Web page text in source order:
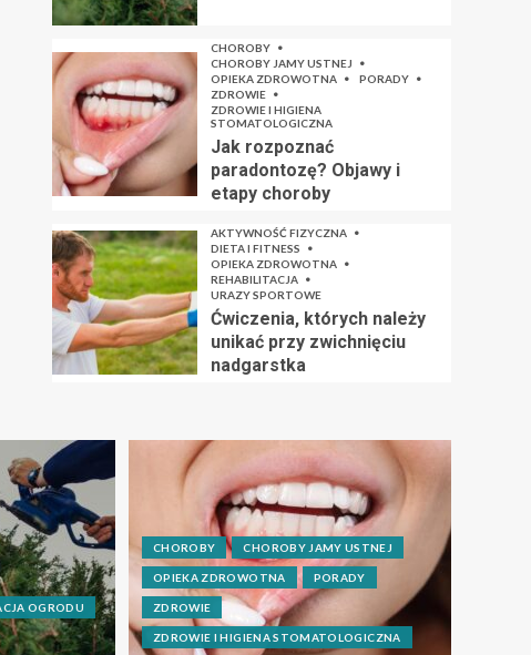
CHOROBY
CHOROBY JAMY USTNEJ
OPIEKA ZDROWOTNA
PORADY
ZDROWIE
ZDROWIE I HIGIENA
STOMATOLOGICZNA
Jak rozpoznać
paradontozę? Objawy i
etapy choroby
AKTYWNOŚĆ FIZYCZNA
DIETA I FITNESS
OPIEKA ZDROWOTNA
REHABILITACJA
URAZY SPORTOWE
Ćwiczenia, których należy
unikać przy zwichnięciu
nadgarstka
OGRODU
CHOROBY CHOROBY JAMY USTNEJ
OPIEKA ZDROWOTNA PORADY
ZDROWIE
ZDROWIE I HIGIENA STOMATOLOGICZNA